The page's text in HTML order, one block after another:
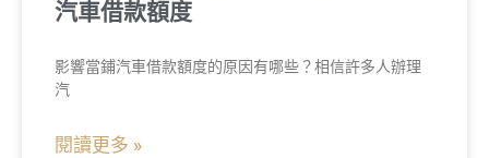
汽車借款額度
影響當鋪汽車借款額度的原因有哪些？相信許多人辦理
汽
閱讀更多 »